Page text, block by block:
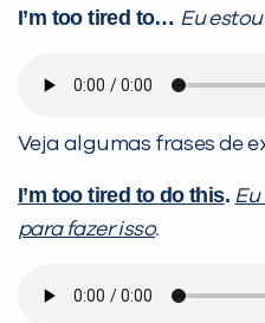
I’m too tired to… Eu
Veja algumas frases de
I’m too tired to do this. Eu
para fazer isso.